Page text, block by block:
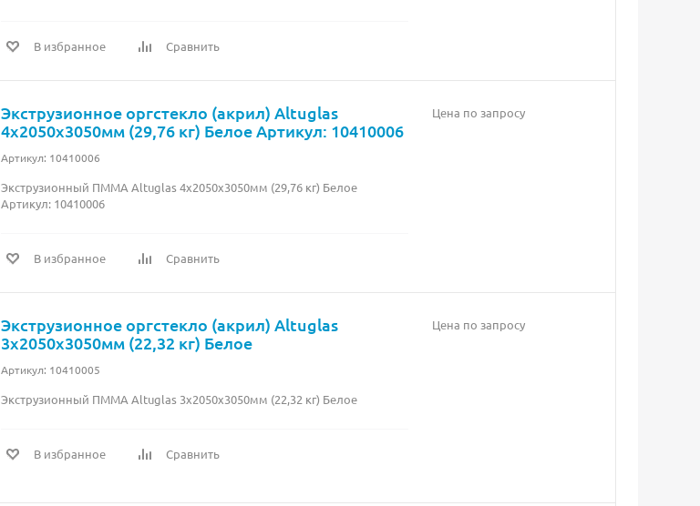
В избранное Сравнить
Экструзионное оргстекло (акрил) Altuglas
4х2050х3050мм (29,76 кг) Белое Артикул: 10410006
Артикул: 10410006
Экструзионный ПММА Altuglas 4х2050х3050мм (29,76 кг) Белое
Артикул: 10410006
В избранное Сравнить
Цена по запросу
Экструзионное оргстекло (акрил) Altuglas
3х2050х3050мм (22,32 кг) Белое
Артикул: 10410005
Экструзионный ПММА Altuglas 3х2050х3050мм (22,32 кг) Белое
В избранное Сравнить
Цена по запросу